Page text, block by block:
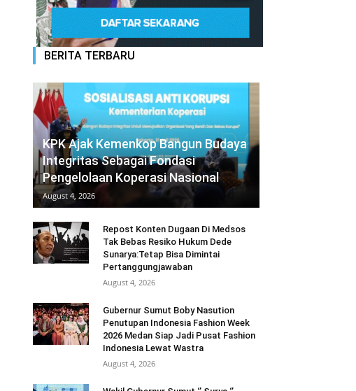
BERITA TERBARU
KPK Ajak Kemenkop Bangun Budaya
Integritas Sebagai Fondasi
Pengelolaan Koperasi Nasional
August 4, 2026
Repost Konten Dugaan Di Medsos
Tak Bebas Resiko Hukum Dede
Sunarya:Tetap Bisa Dimintai
Pertanggungjawaban
August 4, 2026
Gubernur Sumut Boby Nasution
Penutupan Indonesia Fashion Week
2026 Medan Siap Jadi Pusat Fashion
Indonesia Lewat Wastra
August 4, 2026